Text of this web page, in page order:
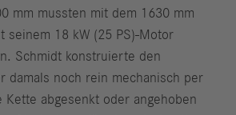
mm mussten mit dem 1630 mm
seinem 18 kW (25 PS)-Motor
Schmidt konstruierte den
damals noch rein mechanisch per
Kette abgesenkt oder angehoben